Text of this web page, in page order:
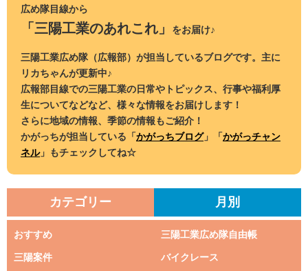
広め隊目線から
「三陽工業のあれこれ」 をお届け♪
三陽工業広め隊（広報部）が担当しているブログです。主に
リカちゃんが更新中♪
広報部目線での三陽工業の日常やトピックス、行事や福利厚
生についてなどなど、様々な情報をお届けします！
さらに地域の情報、季節の情報もご紹介！
かがっちが担当している「かがっちブログ」「かがっチャン
ネル」もチェックしてね☆
カテゴリー 月別
おすすめ 三陽工業広め隊自由帳
三陽案件 バイクレース